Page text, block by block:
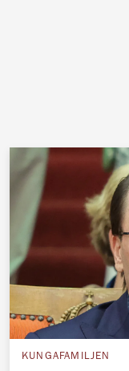
KUNGAFAMILJEN